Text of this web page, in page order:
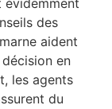
évidemment
des
aident
en
les agents
du